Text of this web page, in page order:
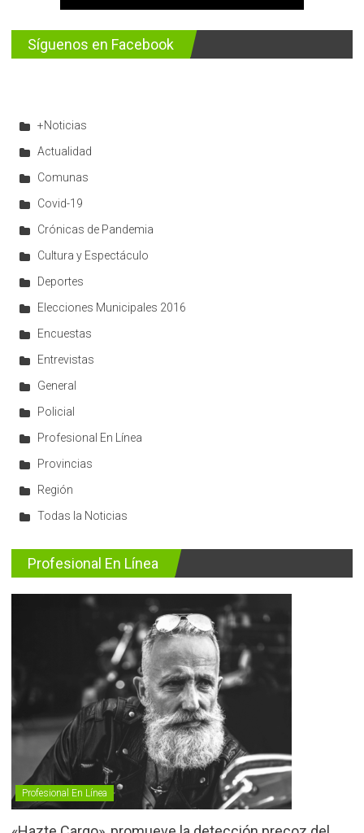
Síguenos en Facebook
+Noticias
Actualidad
Comunas
Covid-19
Crónicas de Pandemia
Cultura y Espectáculo
Deportes
Elecciones Municipales 2016
Encuestas
Entrevistas
General
Policial
Profesional En Línea
Provincias
Región
Todas la Noticias
Profesional En Línea
Profesional En Línea